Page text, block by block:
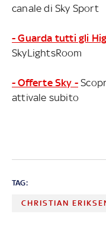
canale di Sky Sport
- Guarda tutti gli
SkyLightsRoom
- Offerte Sky -
attivale subito
TAG:
CHRISTIAN